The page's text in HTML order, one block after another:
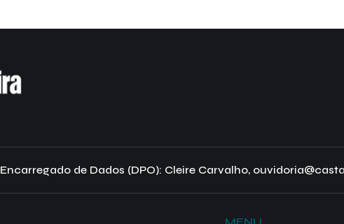
Encarregado de Dados (DPO): Cleire Carvalho,